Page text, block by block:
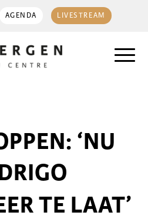
AGENDA LIVESTREAM
‘NU
TE LAAT’